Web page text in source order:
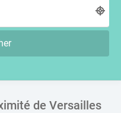
de Versailles